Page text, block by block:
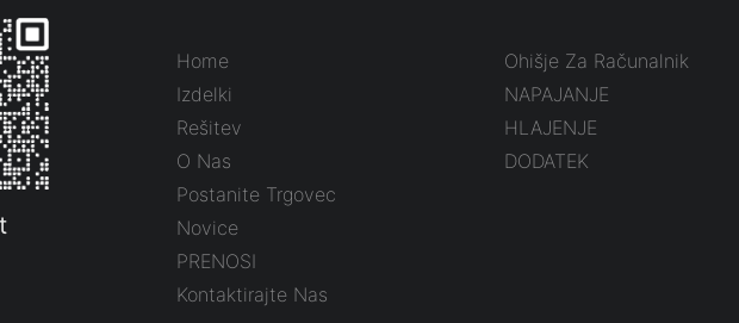
Home
Izdelki
Rešitev
O Nas
Postanite Trgovec
Novice
PRENOSI
Kontaktirajte Nas
Ohišje Za Računalnik
NAPAJANJE
HLAJENJE
DODATEK